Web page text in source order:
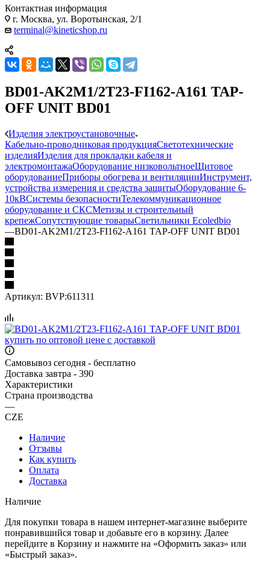
Контактная информация
г. Москва, ул. Воротынская, 2/1
terminal@kineticshop.ru
BD01-AK2M1/2T23-FI162-A161 TAP-
OFF UNIT BD01
Изделия электроустановочные
Кабельно-проводниковая продукцияСветотехнические
изделияИзделия для прокладки кабеля и
электромонтажаОборудование низковольтноеЩитовое
оборудованиеПриборы обогрева и вентиляцииИнструмент,
устройства измерения и средства защитыОборудование 6-
10кВСистемы безопасностиТелекоммуникационное
оборудование и СКСМетизы и строительный
крепежСопутствующие товарыСветильники Ecoledbio
—BD01-AK2M1/2T23-FI162-A161 TAP-OFF UNIT BD01
Артикул: BVP:611311
Самовывоз сегодня - бесплатно
Доставка завтра - 390
Характеристики
Страна производства
—
CZE
Наличие
Отзывы
Как купить
Оплата
Доставка
Наличие
Для покупки товара в нашем интернет-магазине выберите
понравившийся товар и добавьте его в корзину. Далее
перейдите в Корзину и нажмите на «Оформить заказ» или
«Быстрый заказ».